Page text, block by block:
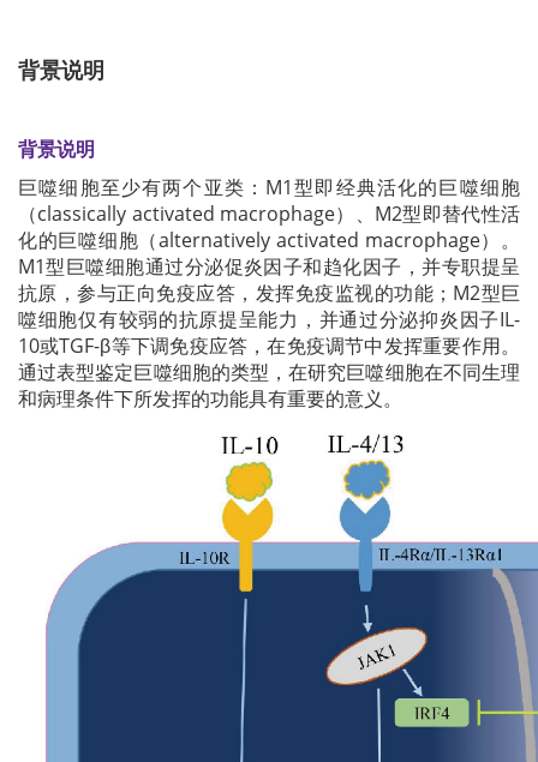
背景说明
背景说明
巨噬细胞至少有两个亚类：M1型即经典活化的巨噬细胞
（classically activated macrophage）、M2型即替代性活
化的巨噬细胞（alternatively activated macrophage）。
M1型巨噬细胞通过分泌促炎因子和趋化因子，并专职提呈
抗原，参与正向免疫应答，发挥免疫监视的功能；M2型巨
噬细胞仅有较弱的抗原提呈能力，并通过分泌抑炎因子IL-
10或TGF-β等下调免疫应答，在免疫调节中发挥重要作用。
通过表型鉴定巨噬细胞的类型，在研究巨噬细胞在不同生理
和病理条件下所发挥的功能具有重要的意义。